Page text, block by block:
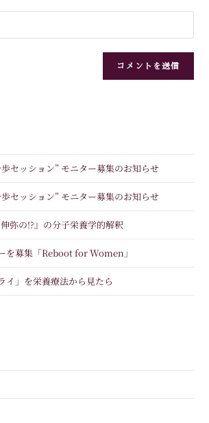
セッション” モニター募集のお知らせ
セッション” モニター募集のお知らせ
弥の!?』の分子栄養学的解釈
を募集「Reboot for Women」
イ」を栄養療法から見たら